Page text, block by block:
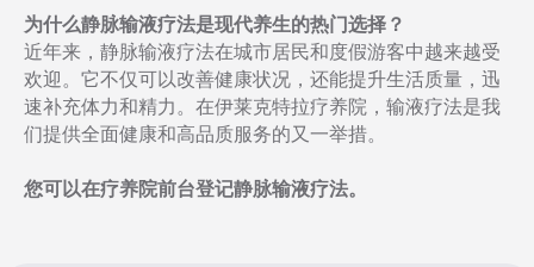
为什么静脉输液疗法是现代养生的热门选择？
近年来，静脉输液疗法在城市居民和度假游客中越来越受
欢迎。它不仅可以改善健康状况，还能提升生活质量，迅
速补充体力和精力。在伊莱克特拉疗养院，输液疗法是我
们提供全面健康和高品质服务的又一举措。
您可以在疗养院前台登记静脉输液疗法。